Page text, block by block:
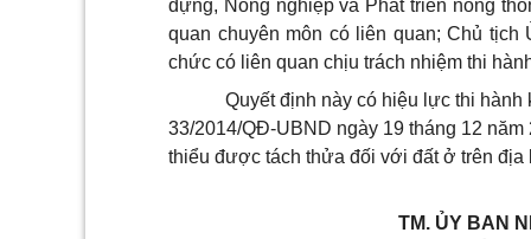
dựng, Nông nghiệp và Phát triển nông
quan chuyên môn có liên quan; Chủ
chức có liên quan chịu trách nhiệm thi
Quyết định này có hiệu lực thi
33/2014/QĐ-UBND ngày 19 tháng 12
thiểu được tách thửa đối với đất ở trên địa
TM. ỦY BAN